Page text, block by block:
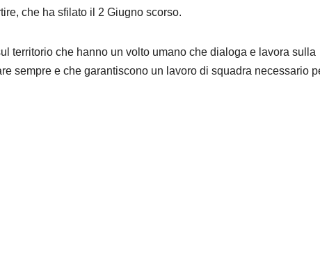
che ha sfilato il 2 Giugno scorso.
territorio che hanno un volto umano che dialoga e lavora sulla
sempre e che garantiscono un lavoro di squadra necessario